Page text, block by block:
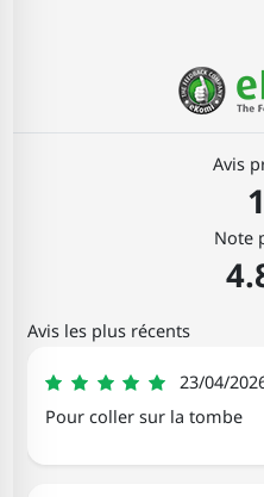
Avis
Note
Avis les plus récents
Jérôme
23/04/
5
Pour coller sur la tombe